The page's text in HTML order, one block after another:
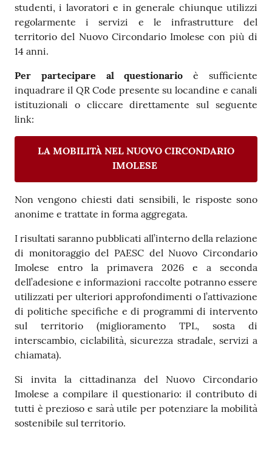
studenti, i lavoratori e in generale chiunque utilizzi
regolarmente i servizi e le infrastrutture del
territorio del Nuovo Circondario Imolese con più di
14 anni.
Per partecipare al questionarioè sufficiente
inquadrare il QR Code presente su locandine e canali
istituzionali o cliccare direttamente sul seguente
link:
LA MOBILITÀ NEL NUOVO CIRCONDARIO
IMOLESE
Non vengono chiesti dati sensibili, le risposte sono
anonime e trattate in forma aggregata.
I risultati saranno pubblicati all’interno della relazione
di monitoraggio del PAESC del Nuovo Circondario
Imolese entro la primavera 2026 e a seconda
dell’adesione e informazioni raccolte potranno essere
utilizzati per ulteriori approfondimenti o l’attivazione
di politiche specifiche e di programmi di intervento
sul territorio (miglioramento TPL, sosta di
interscambio, ciclabilità, sicurezza stradale, servizi a
chiamata).
Si invita la cittadinanza del Nuovo Circondario
Imolese a compilare il questionario: il contributo di
tutti è prezioso e sarà utile per potenziare la mobilità
sostenibile sul territorio.